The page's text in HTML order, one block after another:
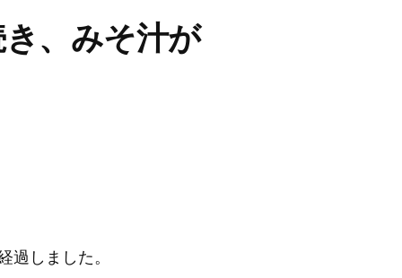
、みそ汁が
過しました。